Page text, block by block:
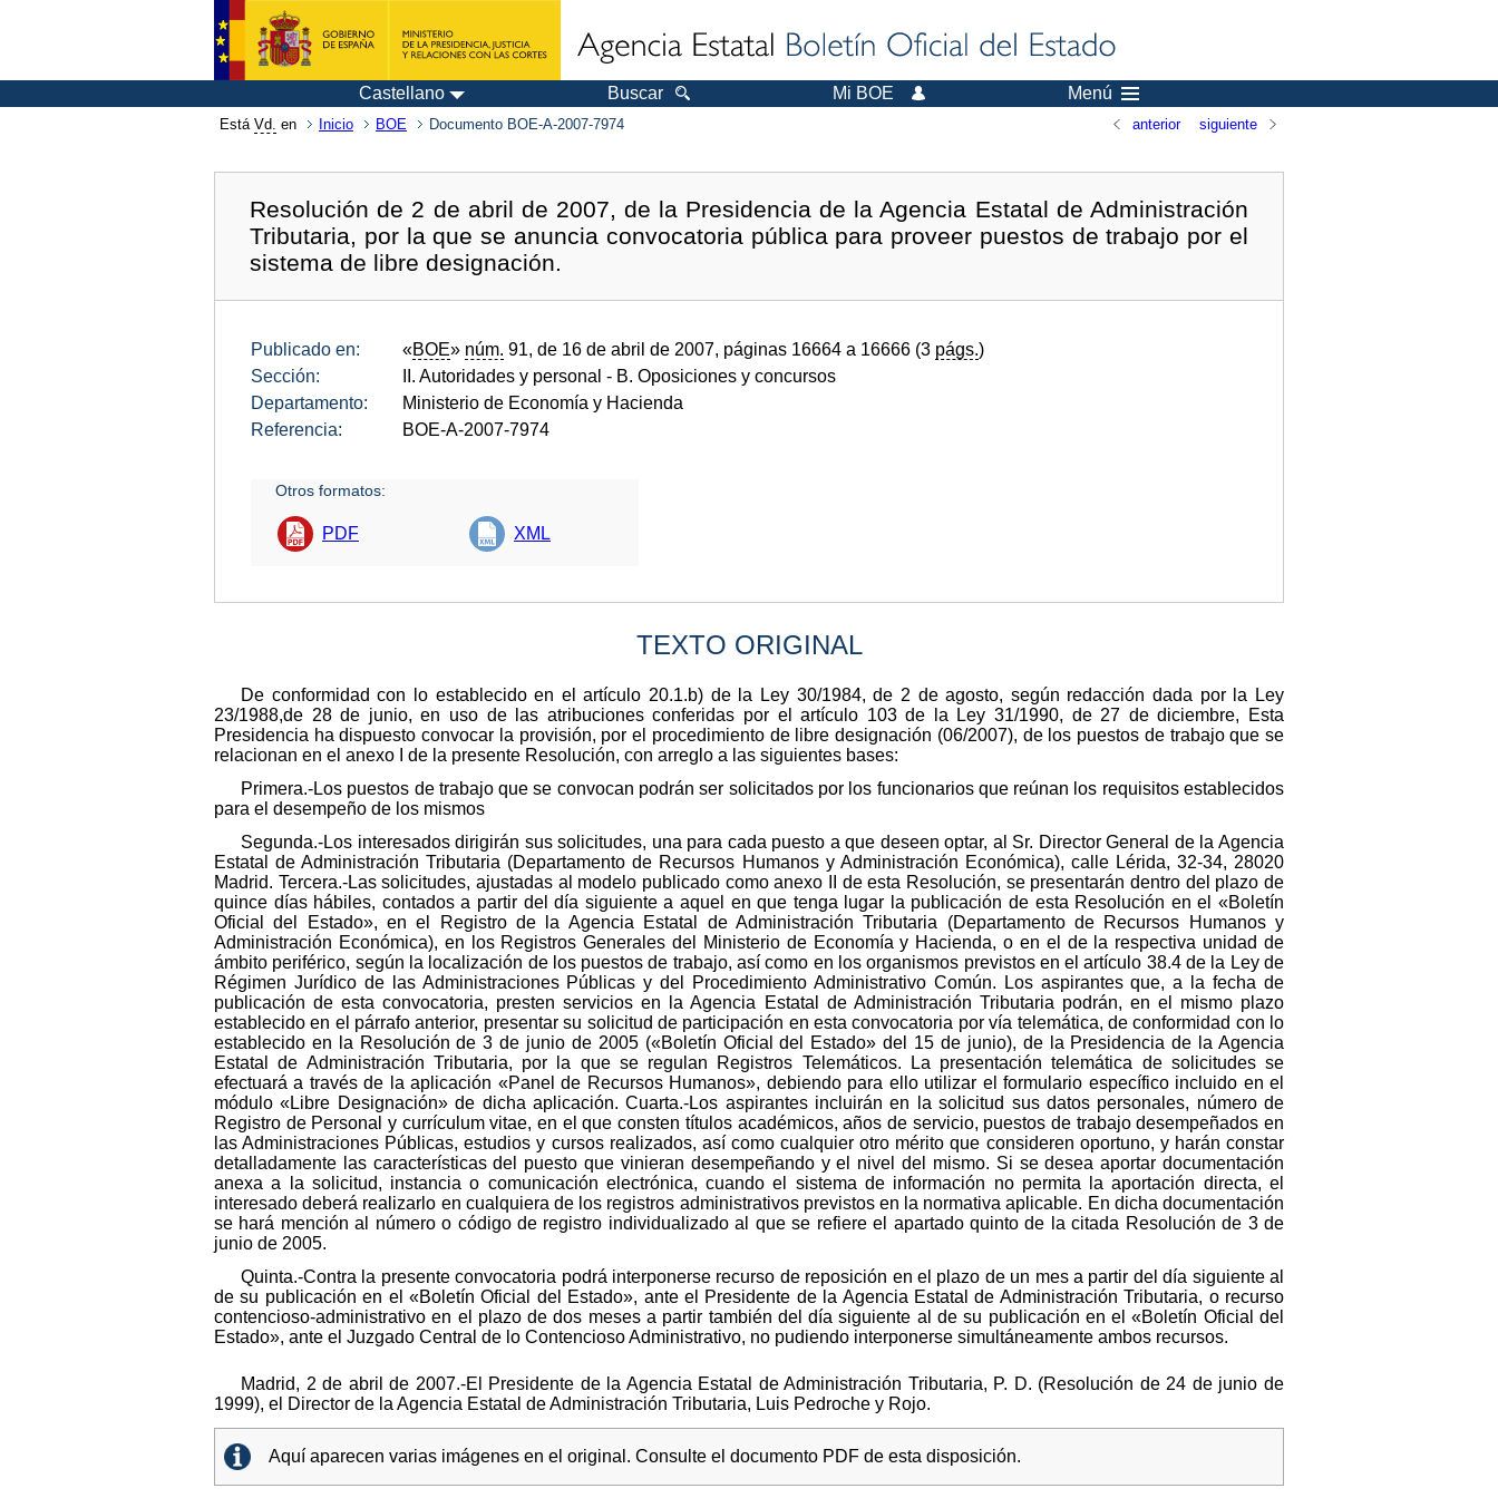
Castellano Buscar Mi BOE Menú
Está Vd. en Inicio BOE Documento BOE-A-2007-7974 anterior siguiente
Resolución de 2 de abril de 2007, de la Presidencia de la Agencia Estatal de Administración
Tributaria, por la que se anuncia convocatoria pública para proveer puestos de trabajo por el
sistema de libre designación.
Publicado en: «BOE» núm. 91, de 16 de abril de 2007, páginas 16664 a 16666 (3 págs.)
Sección:
II. Autoridades y personal - B. Oposiciones y concursos
Departamento:
Ministerio de Economía y Hacienda
Referencia:
BOE-A-2007-7974
Otros formatos:
PDF XML
TEXTO ORIGINAL
De conformidad con lo establecido en el artículo 20.1.b) de la Ley 30/1984, de 2 de agosto, según redacción dada por la Ley
23/1988,de 28 de junio, en uso de las atribuciones conferidas por el artículo 103 de la Ley 31/1990, de 27 de diciembre, Esta
Presidencia ha dispuesto convocar la provisión, por el procedimiento de libre designación (06/2007), de los puestos de trabajo que se
relacionan en el anexo I de la presente Resolución, con arreglo a las siguientes bases:
Primera.-Los puestos de trabajo que se convocan podrán ser solicitados por los funcionarios que reúnan los requisitos establecidos
para el desempeño de los mismos
Segunda.-Los interesados dirigirán sus solicitudes, una para cada puesto a que deseen optar, al Sr. Director General de la Agencia
Estatal de Administración Tributaria (Departamento de Recursos Humanos y Administración Económica), calle Lérida, 32-34, 28020
Madrid. Tercera.-Las solicitudes, ajustadas al modelo publicado como anexo II de esta Resolución, se presentarán dentro del plazo de
quince días hábiles, contados a partir del día siguiente a aquel en que tenga lugar la publicación de esta Resolución en el «Boletín
Oficial del Estado», en el Registro de la Agencia Estatal de Administración Tributaria (Departamento de Recursos Humanos y
Administración Económica), en los Registros Generales del Ministerio de Economía y Hacienda, o en el de la respectiva unidad de
ámbito periférico, según la localización de los puestos de trabajo, así como en los organismos previstos en el artículo 38.4 de la Ley de
Régimen Jurídico de las Administraciones Públicas y del Procedimiento Administrativo Común. Los aspirantes que, a la fecha de
publicación de esta convocatoria, presten servicios en la Agencia Estatal de Administración Tributaria podrán, en el mismo plazo
establecido en el párrafo anterior, presentar su solicitud de participación en esta convocatoria por vía telemática, de conformidad con lo
establecido en la Resolución de 3 de junio de 2005 («Boletín Oficial del Estado» del 15 de junio), de la Presidencia de la Agencia
Estatal de Administración Tributaria, por la que se regulan Registros Telemáticos. La presentación telemática de solicitudes se
efectuará a través de la aplicación «Panel de Recursos Humanos», debiendo para ello utilizar el formulario específico incluido en el
módulo «Libre Designación» de dicha aplicación. Cuarta.-Los aspirantes incluirán en la solicitud sus datos personales, número de
Registro de Personal y currículum vitae, en el que consten títulos académicos, años de servicio, puestos de trabajo desempeñados en
las Administraciones Públicas, estudios y cursos realizados, así como cualquier otro mérito que consideren oportuno, y harán constar
detalladamente las características del puesto que vinieran desempeñando y el nivel del mismo. Si se desea aportar documentación
anexa a la solicitud, instancia o comunicación electrónica, cuando el sistema de información no permita la aportación directa, el
interesado deberá realizarlo en cualquiera de los registros administrativos previstos en la normativa aplicable. En dicha documentación
se hará mención al número o código de registro individualizado al que se refiere el apartado quinto de la citada Resolución de 3 de
junio de 2005.
Quinta.-Contra la presente convocatoria podrá interponerse recurso de reposición en el plazo de un mes a partir del día siguiente al
de su publicación en el «Boletín Oficial del Estado», ante el Presidente de la Agencia Estatal de Administración Tributaria, o recurso
contencioso-administrativo en el plazo de dos meses a partir también del día siguiente al de su publicación en el «Boletín Oficial del
Estado», ante el Juzgado Central de lo Contencioso Administrativo, no pudiendo interponerse simultáneamente ambos recursos.
Madrid, 2 de abril de 2007.-El Presidente de la Agencia Estatal de Administración Tributaria, P. D. (Resolución de 24 de junio de
1999), el Director de la Agencia Estatal de Administración Tributaria, Luis Pedroche y Rojo.
Aquí aparecen varias imágenes en el original. Consulte el documento PDF de esta disposición.